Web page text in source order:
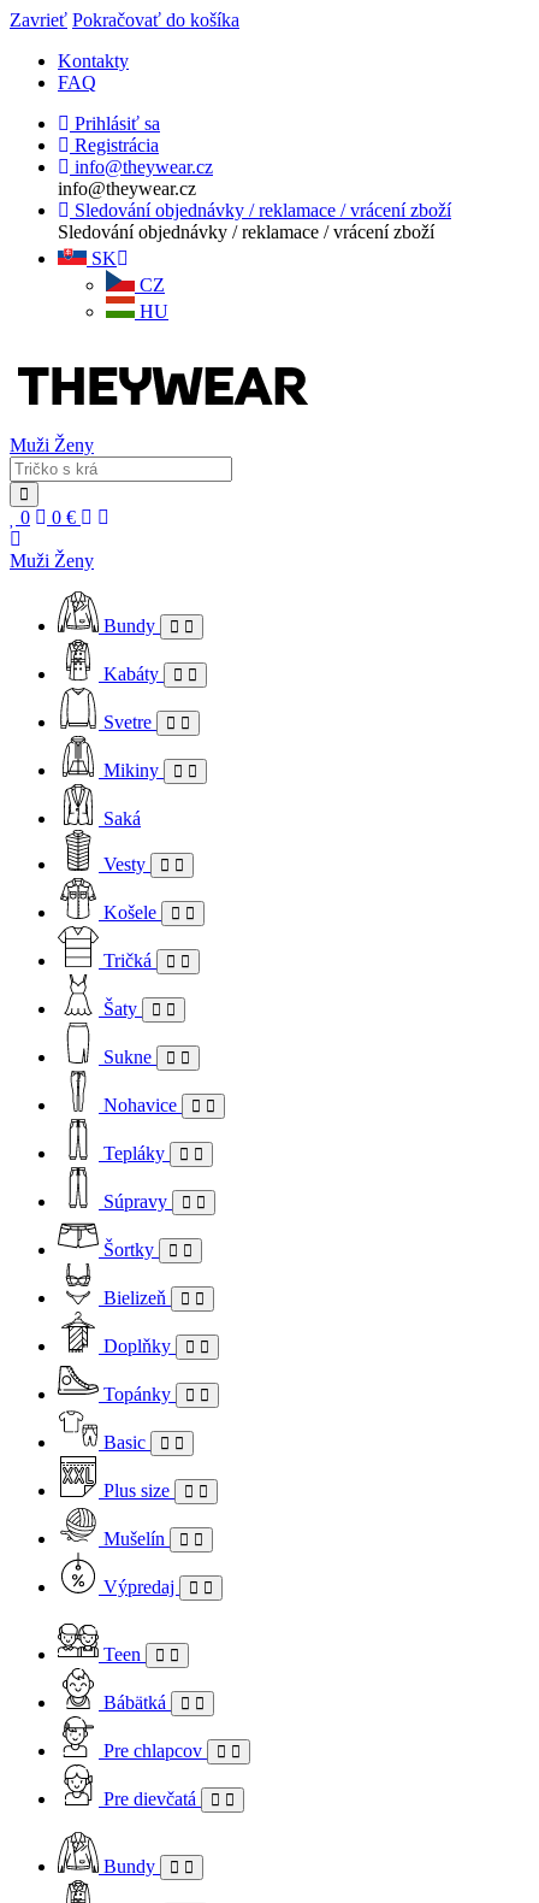
Zavrieť Pokračovať do košíka
Kontakty
FAQ
Prihlásiť sa
Registrácia
info@theywear.cz
info@theywear.cz
Sledování objednávky / reklamace / vrácení zboží
Sledování objednávky / reklamace / vrácení zboží
SK
CZ
HU
Muži Ženy
0 0 €
Muži Ženy
Bundy
Kabáty
Svetre
Mikiny
Saká
Vesty
Košele
Tričká
Šaty
Sukne
Nohavice
Tepláky
Súpravy
Šortky
Bielizeň
Doplňky
Topánky
Basic
Plus size
Mušelín
Výpredaj
Teen
Bábätká
Pre chlapcov
Pre dievčatá
Bundy